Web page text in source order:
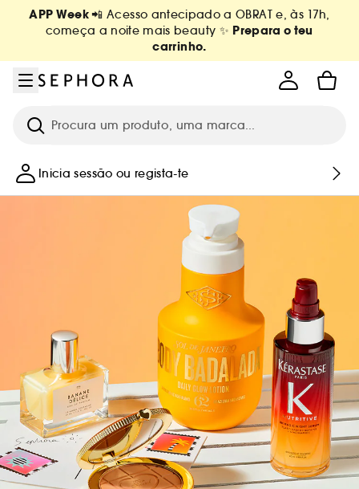
Ir para o menu
Ir para o conteúdo principal
Ir para o rodapé
APP Week📲 Acesso antecipado a OBRAT e, às 17h,
começa a noite mais beauty ✨ Prepara o teu
carrinho.
Pesquisar
Inicia sessão ou regista-te